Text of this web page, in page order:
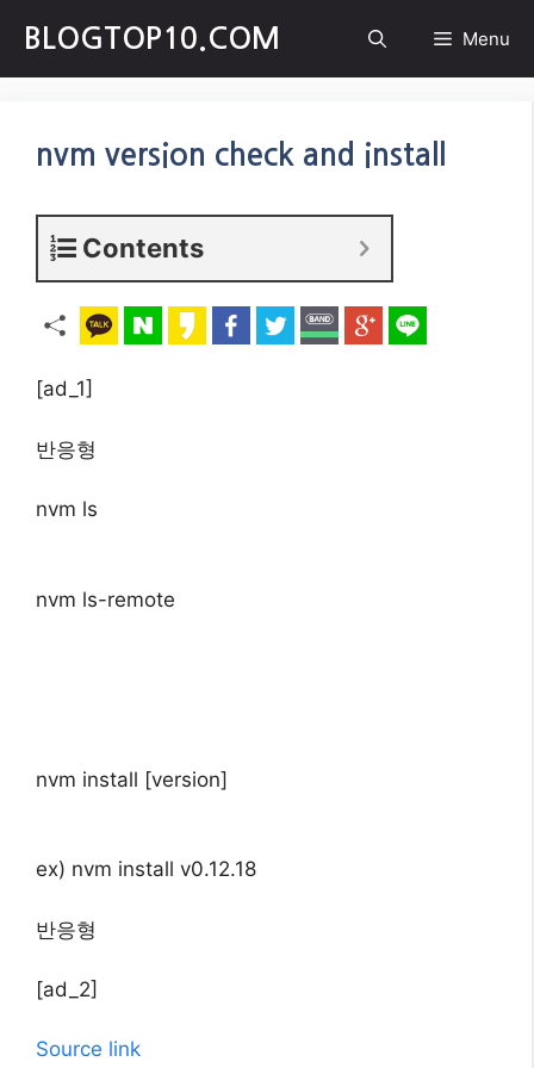
content
BLOGTOP10.COM Menu
nvm version check and install
Contents
[ad_1]
반응형
nvm ls
nvm ls-remote
nvm install [version]
ex) nvm install v0.12.18
반응형
[ad_2]
Source link